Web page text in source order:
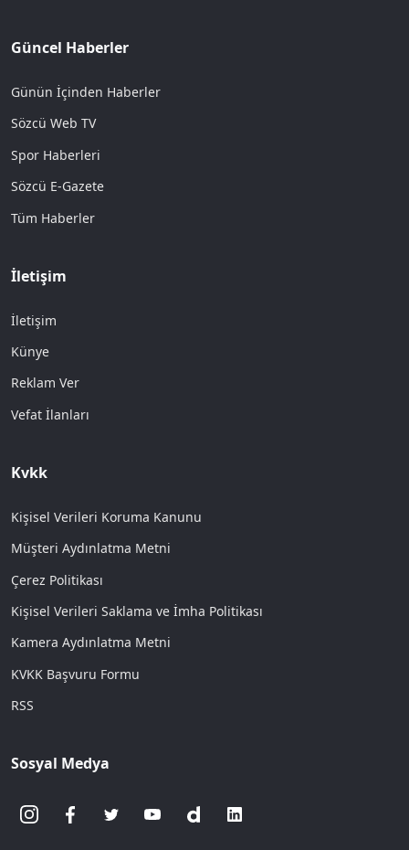
Güncel Haberler
Günün İçinden Haberler
Sözcü Web TV
Spor Haberleri
Sözcü E-Gazete
Tüm Haberler
İletişim
İletişim
Künye
Reklam Ver
Vefat İlanları
Kvkk
Kişisel Verileri Koruma Kanunu
Müşteri Aydınlatma Metni
Çerez Politikası
Kişisel Verileri Saklama ve İmha Politikası
Kamera Aydınlatma Metni
KVKK Başvuru Formu
RSS
Sosyal Medya